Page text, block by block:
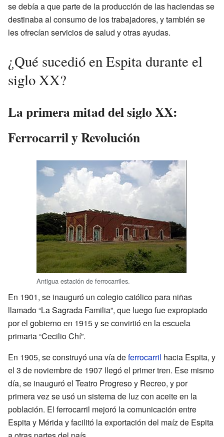
se debía a que parte de la producción de las haciendas se
destinaba al consumo de los trabajadores, y también se
les ofrecían servicios de salud y otras ayudas.
¿Qué sucedió en Espita durante el
siglo XX?
La primera mitad del siglo XX:
Ferrocarril y Revolución
Antigua estación de ferrocarriles.
En 1901, se inauguró un colegio católico para niñas
llamado “La Sagrada Familia”, que luego fue expropiado
por el gobierno en 1915 y se convirtió en la escuela
primaria “Cecilio Chí”.
En 1905, se construyó una vía deferrocarril hacia Espita, y
el 3 de noviembre de 1907 llegó el primer tren. Ese mismo
día, se inauguró el Teatro Progreso y Recreo, y por
primera vez se usó un sistema de luz con aceite en la
población. El ferrocarril mejoró la comunicación entre
Espita y Mérida y facilitó la exportación del maíz de Espita